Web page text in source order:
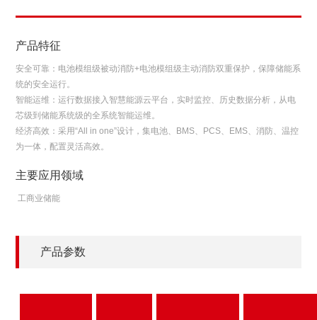
产品特征
安全可靠：电池模组级被动消防+电池模组级主动消防双重保护，保障储能系
统的安全运行。
智能运维：运行数据接入智慧能源云平台，实时监控、历史数据分析，从电
芯级到储能系统级的全系统智能运维。
经济高效：采用“All in one”设计，集电池、BMS、PCS、EMS、消防、温控
为一体，配置灵活高效。
主要应用领域
工商业储能
产品参数